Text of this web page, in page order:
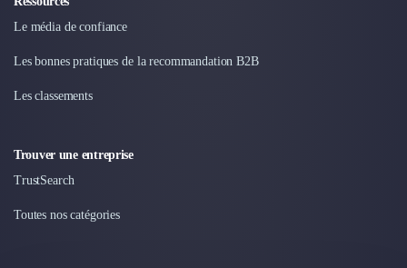
Le média de confiance
Les bonnes pratiques de la recommandation B2B
Les classements
Trouver une entreprise
TrustSearch
Toutes nos catégories